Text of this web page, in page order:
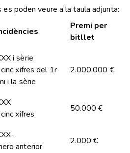
poden veure a la taula adjunta:
Premi per
bitllet
i sèrie
xifres del 1r
i la sèrie
2.000.000 €
xifres
50.000 €
anterior
2.000 €